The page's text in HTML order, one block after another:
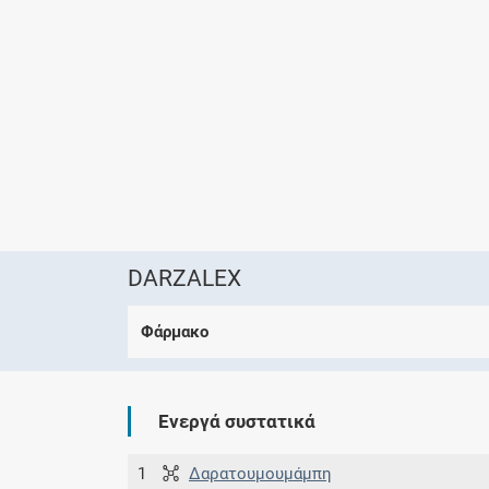
DARZALEX
Φάρμακο
Ενεργά συστατικά
1 Δαρατουμουμάμπη